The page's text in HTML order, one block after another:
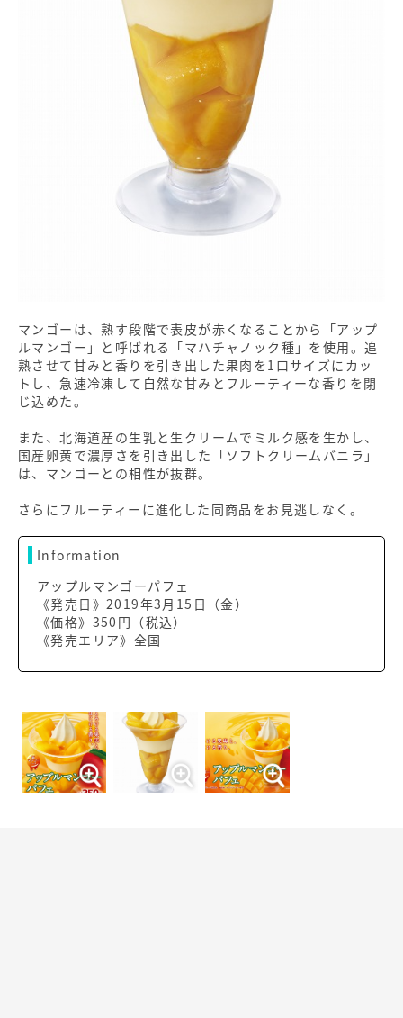
マンゴーは、熟す段階で表皮が赤くなることから「アップ
ルマンゴー」と呼ばれる「マハチャノック種」を使用。追
熟させて甘みと香りを引き出した果肉を1口サイズにカッ
トし、急速冷凍して自然な甘みとフルーティーな香りを閉
じ込めた。
また、北海道産の生乳と生クリームでミルク感を生かし、
国産卵黄で濃厚さを引き出した「ソフトクリームバニラ」
は、マンゴーとの相性が抜群。
さらにフルーティーに進化した同商品をお見逃しなく。
Information
アップルマンゴーパフェ
《発売日》2019年3月15日（金）
《価格》350円（税込）
《発売エリア》全国